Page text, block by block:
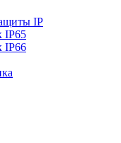
IP
IP65
IP66